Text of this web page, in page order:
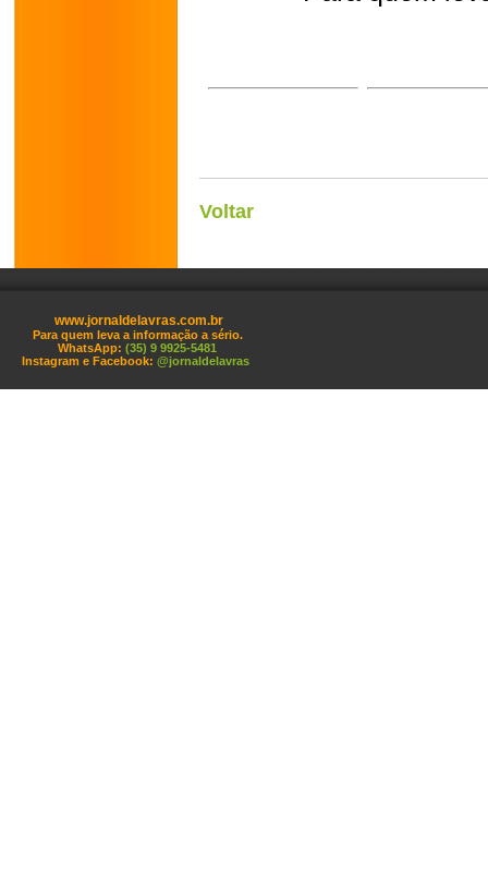
Voltar
www.jornaldelavras.com.br
Para quem leva a informação a sério.
WhatsApp: (35) 9 9925-5481
Instagram e Facebook: @jornaldelavras